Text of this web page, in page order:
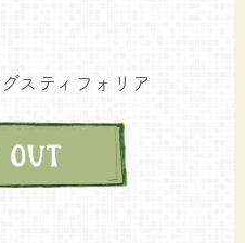
スティフォリア